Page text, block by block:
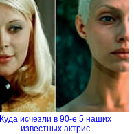
Куда исчезли в 90-е 5 наших
известных актрис